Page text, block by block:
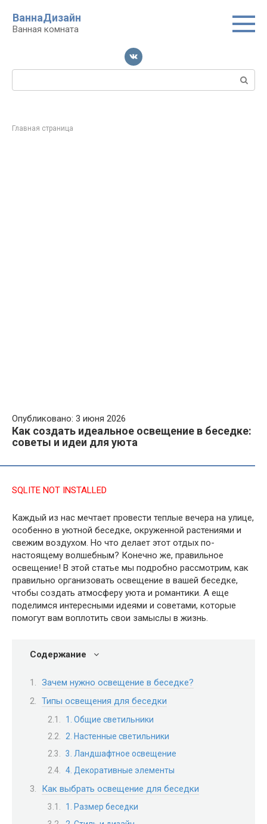
контенту
ВаннаДизайн
Ванная комната
Поиск:
Главная страница
Опубликовано: 3 июня 2026
Как создать идеальное освещение в беседке:
советы и идеи для уюта
SQLITE NOT INSTALLED
Каждый из нас мечтает провести теплые вечера на улице,
особенно в уютной беседке, окруженной растениями и
свежим воздухом. Но что делает этот отдых по-
настоящему волшебным? Конечно же, правильное
освещение! В этой статье мы подробно рассмотрим, как
правильно организовать освещение в вашей беседке,
чтобы создать атмосферу уюта и романтики. А еще
поделимся интересными идеями и советами, которые
помогут вам воплотить свои замыслы в жизнь.
Содержание
Зачем нужно освещение в беседке?
Типы освещения для беседки
1. Общие светильники
2. Настенные светильники
3. Ландшафтное освещение
4. Декоративные элементы
Как выбрать освещение для беседки
1. Размер беседки